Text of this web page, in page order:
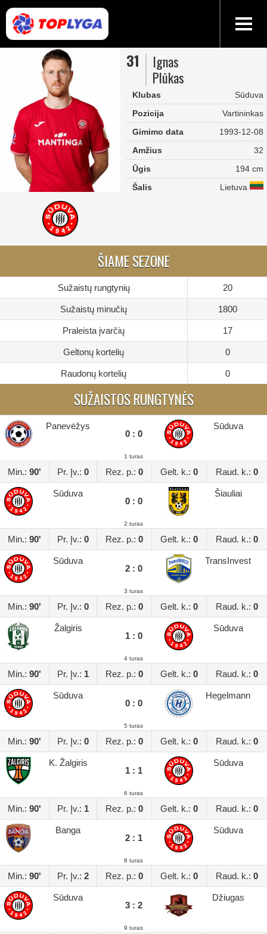
31
Ignas
Plūkas
Klubas
Sūduva
Pozicija
Vartininkas
Gimimo data
1993-12-08
Amžius
32
Ūgis
194 cm
Šalis
Lietuva
ŠIAME SEZONE
Sužaistų rungtynių 20
Sužaistų minučių 1800
Praleista įvarčių 17
Geltonų kortelių 0
Raudonų kortelių 0
SUŽAISTOS RUNGTYNĖS
Panevėžys
0 : 0
Sūduva
1 turas
Min.: 90' Pr. Įv.: 0 Rez. p.: 0 Gelt. k.: 0 Raud. k.: 0
Sūduva
0 : 0
Šiauliai
2 turas
Min.: 90' Pr. Įv.: 0 Rez. p.: 0 Gelt. k.: 0 Raud. k.: 0
Sūduva
2 : 0
TransInvest
3 turas
Min.: 90' Pr. Įv.: 0 Rez. p.: 0 Gelt. k.: 0 Raud. k.: 0
Žalgiris
1 : 0
Sūduva
4 turas
Min.: 90' Pr. Įv.: 1 Rez. p.: 0 Gelt. k.: 0 Raud. k.: 0
Sūduva
0 : 0
Hegelmann
5 turas
Min.: 90' Pr. Įv.: 0 Rez. p.: 0 Gelt. k.: 0 Raud. k.: 0
K. Žalgiris
1 : 1
Sūduva
6 turas
Min.: 90' Pr. Įv.: 1 Rez. p.: 0 Gelt. k.: 0 Raud. k.: 0
Banga
2 : 1
Sūduva
8 turas
Min.: 90' Pr. Įv.: 2 Rez. p.: 0 Gelt. k.: 0 Raud. k.: 0
Sūduva
3 : 2
Džiugas
9 turas